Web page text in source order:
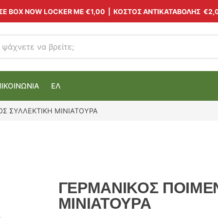
NOW LOCKER ΜΕ €1,00 | ΚΟΣΤΟΣ ΑΝΤΙΚΑΤΑΒΟΛΗΣ
ΕΛ
ΣΥΛΛΕΚΤΙΚΗ ΜΙΝΙΑΤΟΥΡΑ
ΓΕΡΜΑΝΙΚΟΣ
ΜΙΝΙΑΤΟΥΡΑ